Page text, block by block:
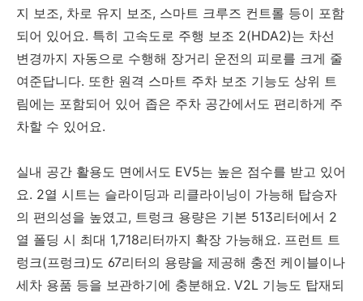
지 보조, 차로 유지 보조, 스마트 크루즈 컨트롤 등이 포함
되어 있어요. 특히 고속도로 주행 보조 2(HDA2)는 차선
변경까지 자동으로 수행해 장거리 운전의 피로를 크게 줄
여준답니다. 또한 원격 스마트 주차 보조 기능도 상위 트
림에는 포함되어 있어 좁은 주차 공간에서도 편리하게 주
차할 수 있어요.
실내 공간 활용도 면에서도 EV5는 높은 점수를 받고 있어
요. 2열 시트는 슬라이딩과 리클라이닝이 가능해 탑승자
의 편의성을 높였고, 트렁크 용량은 기본 513리터에서 2
열 폴딩 시 최대 1,718리터까지 확장 가능해요. 프런트 트
렁크(프렁크)도 67리터의 용량을 제공해 충전 케이블이나
세차 용품 등을 보관하기에 충분해요. V2L 기능도 탑재되